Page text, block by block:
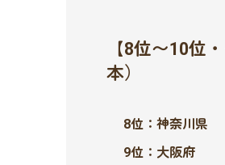
【8位〜10位
本）
8位：神奈川県
9位：大阪府